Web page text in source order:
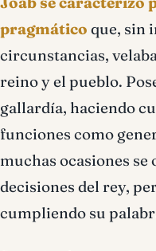
pragmático que, sin
circunstancias,
reino y el pueblo.
gallardía, haciendo
funciones como
muchas ocasiones se
decisiones del rey,
cumpliendo su